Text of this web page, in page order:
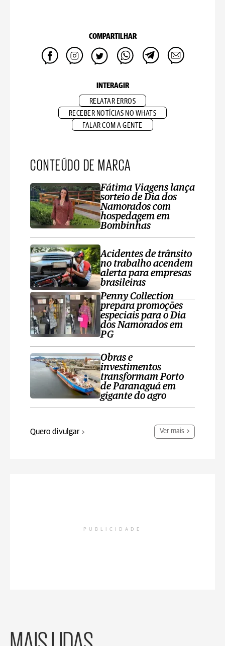
COMPARTILHAR
INTERAGIR
RELATAR ERROS
RECEBER NOTÍCIAS NO WHATS
FALAR COM A GENTE
CONTEÚDO DE MARCA
Fátima Viagens lança
sorteio de Dia dos
Namorados com
hospedagem em
Bombinhas
Acidentes de trânsito
no trabalho acendem
alerta para empresas
brasileiras
Penny Collection
prepara promoções
especiais para o Dia
dos Namorados em
PG
Obras e
investimentos
transformam Porto
de Paranaguá em
gigante do agro
Quero divulgar Ver mais
PUBLICIDADE